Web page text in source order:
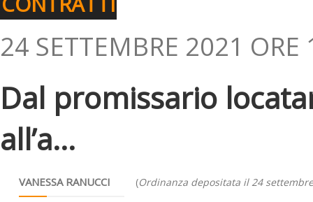
24 SETTEMBRE 2021 ORE
Dal promissario
all’a...
VANESSA RANUCCI (Ordinanza depositata il 24